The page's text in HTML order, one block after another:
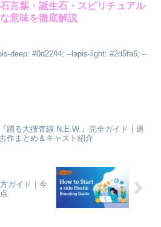
石言葉・誕生石・スピリチュアル
な意味を徹底解説
deep: #0d2244; --lapis-light: #2d5fa6; --
『踊る大捜査線 N.E.W.』完全ガイド｜過
作まとめ＆キャスト紹介
ガイド｜今